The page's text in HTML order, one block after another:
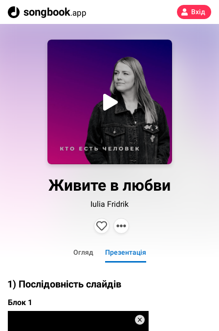
songbook.app Вхід
Живите в любви
Iulia Fridrik
Огляд Презентація
1) Послідовність слайдів
Блок 1